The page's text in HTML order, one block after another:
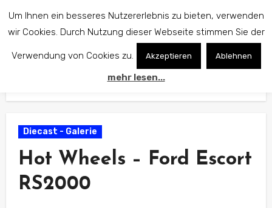
Diecast - Galerie
Hot Wheels – Ford Escort
RS2000
Um Ihnen ein besseres Nutzererlebnis zu bieten, verwenden
wir Cookies. Durch Nutzung dieser Webseite stimmen Sie der
Verwendung von Cookies zu. Akzeptieren Ablehnen
mehr lesen...